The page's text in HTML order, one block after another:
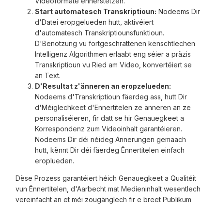
Start automatesch Transkriptioun: Nodeems Dir
d'Datei eropgelueden hutt, aktivéiert
d'automatesch Transkriptiounsfunktioun.
D'Benotzung vu fortgeschrattenen kënschtlechen
Intelligenz Algorithmen erlaabt eng séier a präzis
Transkriptioun vu Ried am Video, konvertéiert se
an Text.
D'Resultat z'änneren an eropzelueden:
Nodeems d'Transkriptioun fäerdeg ass, hutt Dir
d'Méiglechkeet d'Ënnertitelen ze änneren an ze
personaliséieren, fir datt se hir Genauegkeet a
Korrespondenz zum Videoinhalt garantéieren.
Nodeems Dir déi néideg Ännerungen gemaach
hutt, kënnt Dir déi fäerdeg Ënnertitelen einfach
eroplueden.
Dëse Prozess garantéiert héich Genauegkeet a Qualitéit
vun Ënnertitelen, d'Aarbecht mat Medieninhalt wesentlech
vereinfacht an et méi zougänglech fir e breet Publikum